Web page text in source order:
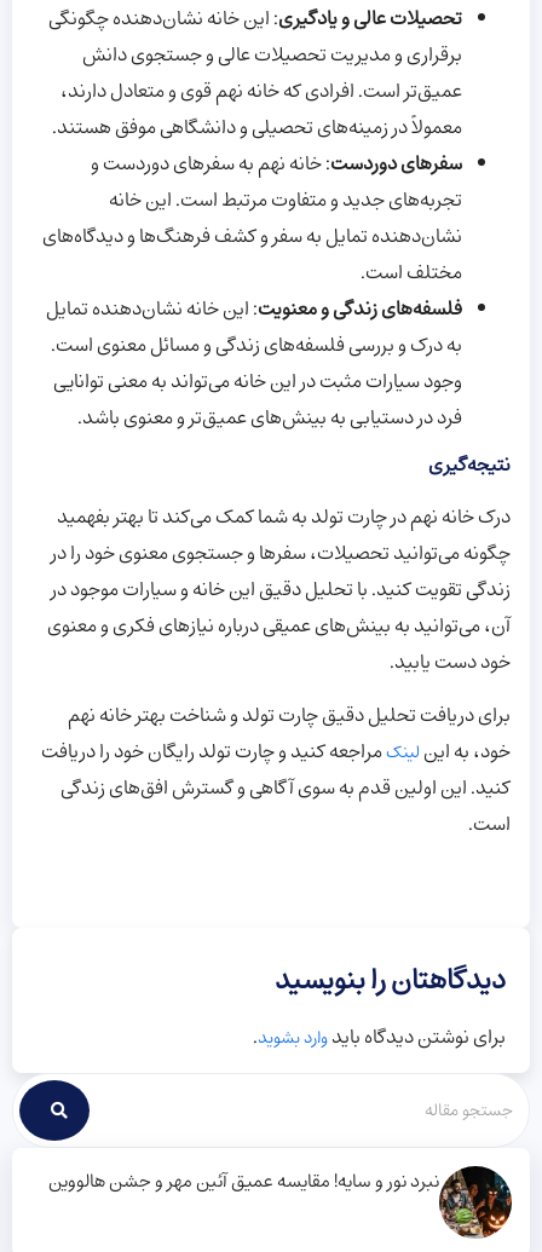
تحصیلات عالی و یادگیری: این خانه نشان‌دهنده چگونگی
برقراری و مدیریت تحصیلات عالی و جستجوی دانش
عمیق‌تر است. افرادی که خانه نهم قوی و متعادل دارند،
معمولاً در زمینه‌های تحصیلی و دانشگاهی موفق هستند.
سفرهای دوردست: خانه نهم به سفرهای دوردست و
تجربه‌های جدید و متفاوت مرتبط است. این خانه
نشان‌دهنده تمایل به سفر و کشف فرهنگ‌ها و دیدگاه‌های
مختلف است.
فلسفه‌های زندگی و معنویت: این خانه نشان‌دهنده تمایل
به درک و بررسی فلسفه‌های زندگی و مسائل معنوی است.
وجود سیارات مثبت در این خانه می‌تواند به معنی توانایی
فرد در دستیابی به بینش‌های عمیق‌تر و معنوی باشد.
نتیجه‌گیری
درک خانه نهم در چارت تولد به شما کمک می‌کند تا بهتر بفهمید
چگونه می‌توانید تحصیلات، سفرها و جستجوی معنوی خود را در
زندگی تقویت کنید. با تحلیل دقیق این خانه و سیارات موجود در
آن، می‌توانید به بینش‌های عمیقی درباره نیازهای فکری و معنوی
خود دست یابید.
برای دریافت تحلیل دقیق چارت تولد و شناخت بهتر خانه نهم
خود، به این لینکمراجعه کنید و چارت تولد رایگان خود را دریافت
کنید. این اولین قدم به سوی آگاهی و گسترش افق‌های زندگی
است.
دیدگاهتان را بنویسید
برای نوشتن دیدگاه بایدوارد بشوید.
نبرد نور و سایه! مقایسه عمیق آئین مهر و جشن هالووین